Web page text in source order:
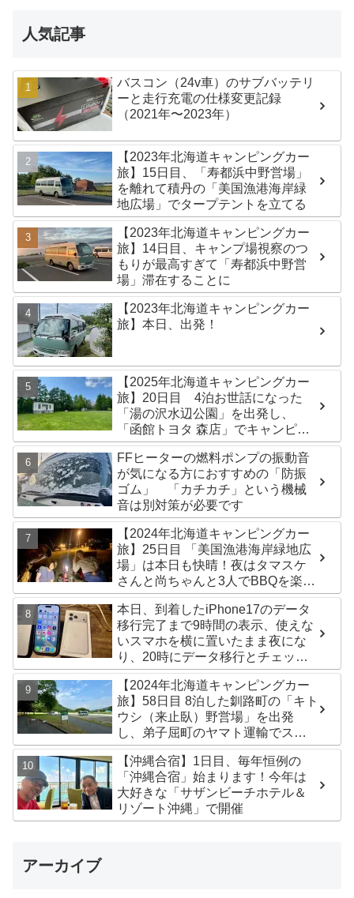
人気記事
バスコン（24v車）のサブバッテリ
ーと走行充電の仕様変更記録
（2021年〜2023年）
【2023年北海道キャンピングカー
旅】15日目、「寿都浜中野営場」
を離れて積丹の「美国漁港海岸緑
地広場」でタープテントを立てる
【2023年北海道キャンピングカー
旅】14日目、キャンプ場視察のつ
もりが最高すぎて「寿都浜中野営
場」滞在することに
【2023年北海道キャンピングカー
旅】本日、出発！
【2025年北海道キャンピングカー
旅】20日目 4泊お世話になった
「湯の沢水辺公園」を出発し、
「函館トヨタ 森店」でキャンピン
グカーのオイル交換完了！今日は
伊達市の「徳舜瞥山麓キャンプ
場」へ
FFヒーターの燃料ポンプの振動音
が気になる方におすすめの「防振
ゴム」 「カチカチ」という機械
音は別対策が必要です
【2024年北海道キャンピングカー
旅】25日目 「美国漁港海岸緑地広
場」は本日も快晴！夜はタマスケ
さんと尚ちゃんと3人でBBQを楽し
みました♪
本日、到着したiPhone17のデータ
移行完了まで9時間の表示、使えな
いスマホを横に置いたまま夜にな
り、20時にデータ移行とチェック
が無事完了！午後からの写真がほ
ぼありません^^;
【2024年北海道キャンピングカー
旅】58日目 8泊した釧路町の「キト
ウシ（来止臥）野営場」を出発
し、弟子屈町のヤマト運輸でステ
ッカー受け取り！今日は北見市の
無料キャンプ場「つつじ公園キャ
ンプ場」まで
【沖縄合宿】1日目、毎年恒例の
「沖縄合宿」始まります！今年は
大好きな「サザンビーチホテル＆
リゾート沖縄」で開催
アーカイブ